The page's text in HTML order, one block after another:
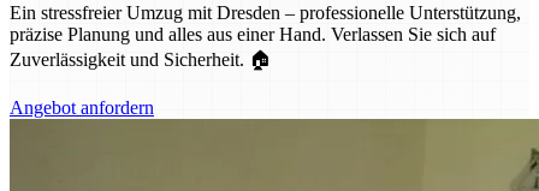
Ein stressfreier Umzug mit Dresden – professionelle Unterstützung,
präzise Planung und alles aus einer Hand. Verlassen Sie sich auf
Zuverlässigkeit und Sicherheit. 🏠
Angebot anfordern